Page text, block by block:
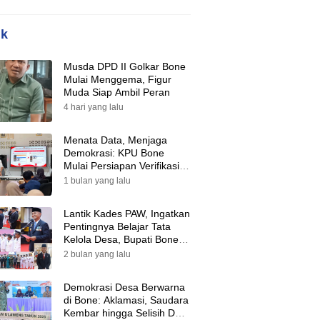
Musda DPD II Golkar Bone
Mulai Menggema, Figur
Muda Siap Ambil Peran
4 hari yang lalu
Menata Data, Menjaga
Demokrasi: KPU Bone
Mulai Persiapan Verifikasi
Partai Politik Menuju Pemilu
1 bulan yang lalu
Lantik Kades PAW, Ingatkan
Pentingnya Belajar Tata
Kelola Desa, Bupati Bone:
Tak Ada Lagi Kubu,
2 bulan yang lalu
Demokrasi Desa Berwarna
di Bone: Aklamasi, Saudara
Kembar hingga Selisih Dua